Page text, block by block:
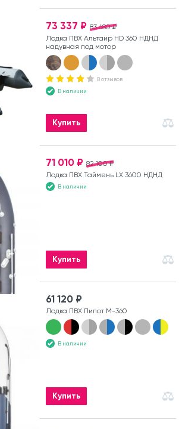
83 680 ₽
73 337 ₽
Лодка ПВХ Альтаир HD 360 НДНД
надувная под мотор
8 отзывов
В наличии
Купить
82 100 ₽
71 010 ₽
Лодка ПВХ Таймень LX 3600 НДНД
В наличии
Купить
61 120 ₽
Лодка ПВХ Пилот М-360
В наличии
Купить